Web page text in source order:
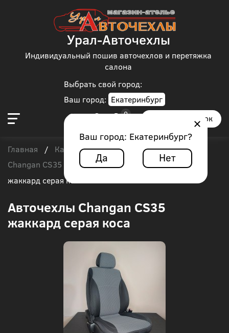
Выбрать свой город:
Ваш город: Екатеринбург
Ваш город: Екатеринбург?
Да Нет
Урал-Авточехлы
Индивидуальный пошив авточехлов и перетяжка
салона
Заказать звонок
Главная / Каталог чехлов / Changan /
Changan CS35
Авточехлы Changan CS35
жаккард серая коса
Авточехлы Changan CS35
жаккард серая коса